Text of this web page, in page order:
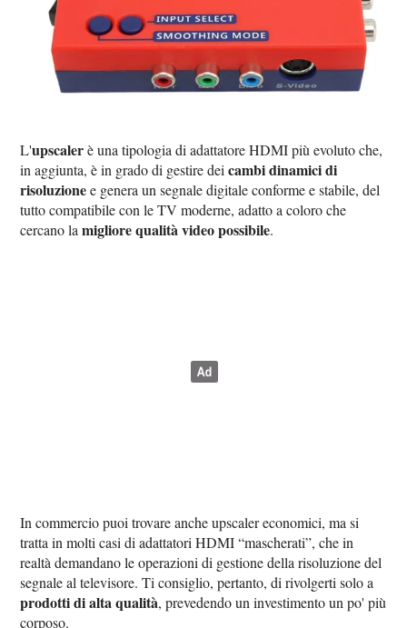
L'upscalerè una tipologia di adattatore HDMI più evoluto che,
in aggiunta, è in grado di gestire deicambi dinamici di
risoluzionee genera un segnale digitale conforme e stabile, del
tutto compatibile con le TV moderne, adatto a coloro che
cercano lamigliore qualità video possibile.
In commercio puoi trovare anche upscaler economici, ma si
tratta in molti casi di adattatori HDMI “mascherati”, che in
realtà demandano le operazioni di gestione della risoluzione del
segnale al televisore. Ti consiglio, pertanto, di rivolgerti solo a
prodotti di alta qualità, prevedendo un investimento un po' più
corposo.